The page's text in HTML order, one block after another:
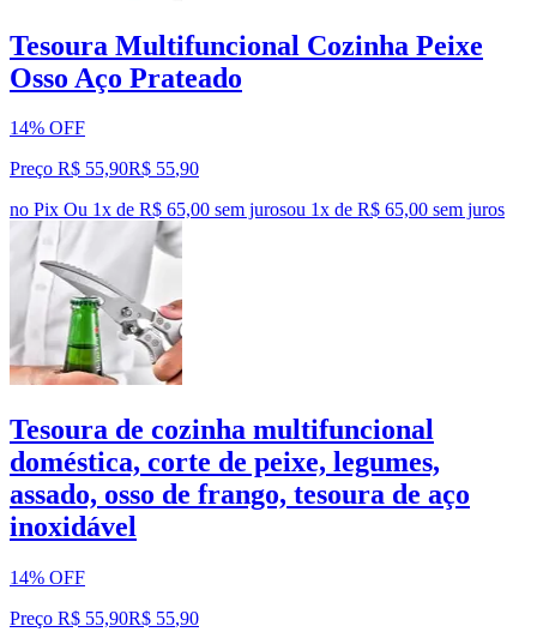
Tesoura Multifuncional Cozinha Peixe
Osso Aço Prateado
14% OFF
Preço R$ 55,90R$ 55,90
no Pix Ou 1x de R$ 65,00 sem jurosou 1x de R$ 65,00 sem juros
Tesoura de cozinha multifuncional
doméstica, corte de peixe, legumes,
assado, osso de frango, tesoura de aço
inoxidável
14% OFF
Preço R$ 55,90R$ 55,90